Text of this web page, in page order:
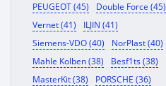
PEUGEOT (45)
Double Force (45)
Vernet (41)
ILJIN (41)
Siemens-VDO (40)
NorPlast (40)
Mahle Kolben (38)
Besf1ts (38)
MasterKit (38)
PORSCHE (36)